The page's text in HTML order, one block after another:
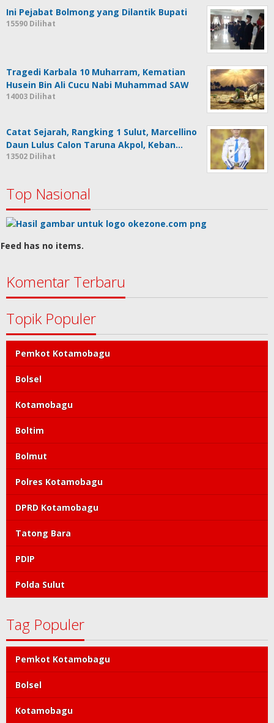
Ini Pejabat Bolmong yang Dilantik Bupati
15590 Dilihat
Tragedi Karbala 10 Muharram, Kematian
Husein Bin Ali Cucu Nabi Muhammad SAW
14003 Dilihat
Catat Sejarah, Rangking 1 Sulut, Marcellino
Daun Lulus Calon Taruna Akpol, Keban…
13502 Dilihat
Top Nasional
Feed has no items.
Komentar Terbaru
Topik Populer
Pemkot Kotamobagu
Bolsel
Kotamobagu
Boltim
Bolmut
Polres Kotamobagu
DPRD Kotamobagu
Tatong Bara
PDIP
Polda Sulut
Tag Populer
Pemkot Kotamobagu
Bolsel
Kotamobagu